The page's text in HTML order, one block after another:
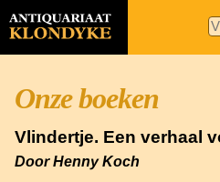
Onze boeken
Vlindertje. Een verhaal
Door Henny Koch